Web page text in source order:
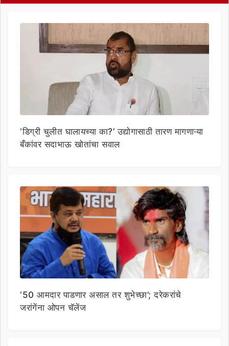
‘डिग्री चुलीत घालायच्या का?’ उद्योगासाठी तारण मागणाऱ्या
बँकांवर सदाभाऊ खोतांचा सवाल
‘50 आमदार पाडणार असाल तर शुभेच्छा’; दरेकरांचे
जरांगेंना ओपन चॅलेंज